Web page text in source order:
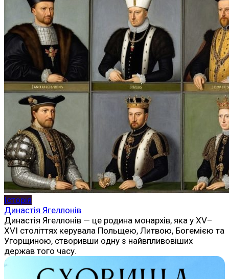
Історія
Династія Ягеллонів
Династія Ягеллонів — це родина монархів, яка у XV–
XVI століттях керувала Польщею, Литвою, Богемією та
Угорщиною, створивши одну з найвпливовіших
держав того часу.